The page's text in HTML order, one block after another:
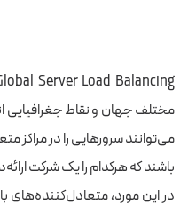
مختلف جهان و نقاط جغرافیایی
می‌توانند سرورهایی را در
باشند که هرکدام را یک شرکت
در این مورد، متعادل‌کننده‌های